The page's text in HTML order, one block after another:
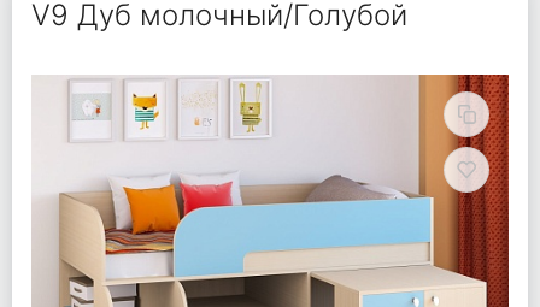
V9 Дуб молочный/Голубой